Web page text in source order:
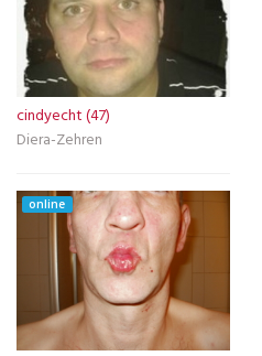
cindyecht (47)
Diera-Zehren
online